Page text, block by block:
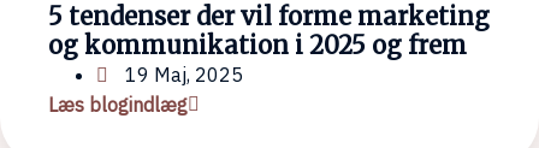
5 tendenser der vil forme marketing
og kommunikation i 2025 og frem
19 Maj, 2025
Læs blogindlæg